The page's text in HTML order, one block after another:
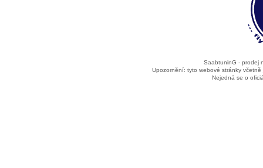
SaabtuninG - prodej
Upozornění: tyto webové stránky
Nejedná se o